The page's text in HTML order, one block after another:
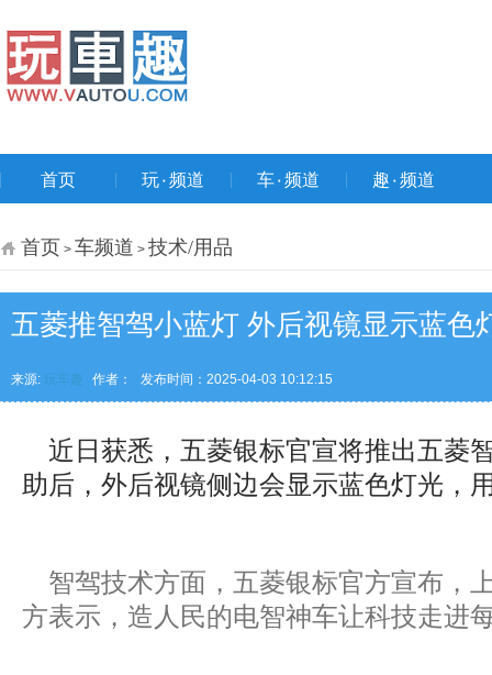
首页 玩۰频道 车۰频道 趣۰频道
首页 > 车频道 > 技术/用品
五菱推智驾小蓝灯 外后视镜显示蓝色
来源: 玩车趣 作者： 发布时间：2025-04-03 10:12:15
近日获悉，五菱银标官宣将推出五菱
助后，外后视镜侧边会显示蓝色灯光，
智驾技术方面，五菱银标官方宣布，
方表示，造人民的电智神车让科技走进